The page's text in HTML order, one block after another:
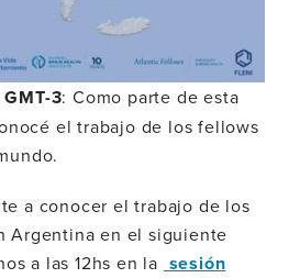
3: Como parte de esta
el trabajo de los fellows
a conocer el trabajo de los
Argentina en el siguiente
a las 12hs en la sesión